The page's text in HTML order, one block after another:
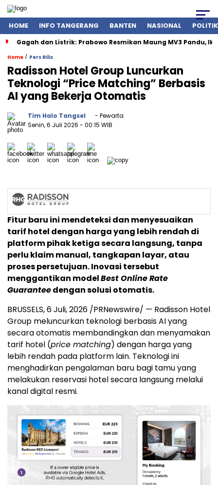
HOME INFO TANGERANG BANTEN NASIONAL POLITIK
Gagah dan Listrik: Prabowo Resmikan Maung MV3 Pandu,
Home / Pers Rilis
Radisson Hotel Group Luncurkan
Teknologi “Price Matching” Berbasis
AI yang Bekerja Otomatis
Tim Halo Tangsel
- Pewarta
Senin, 6 Juli 2026 - 00:15 WIB
Fitur baru ini mendeteksi dan menyesuaikan
tarif hotel dengan harga yang lebih rendah di
platform pihak ketiga secara langsung, tanpa
perlu klaim manual, tangkapan layar, atau
proses persetujuan. Inovasi tersebut
menggantikan modelBest Online Rate
Guaranteedengan solusi otomatis.
BRUSSELS,6 Juli, 2026 /PRNewswire/ — Radisson Hotel
Group meluncurkan teknologi berbasis AI yang
secara otomatis membandingkan dan menyamakan
tarif hotel (price matching) dengan harga yang
lebih rendah pada platform lain. Teknologi ini
menghadirkan pengalaman baru bagi tamu yang
melakukan reservasi hotel secara langsung melalui
kanal digital resmi.